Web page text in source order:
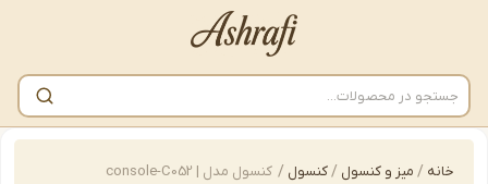
میز و کنسول / کنسول / کنسول مدل | console-C052